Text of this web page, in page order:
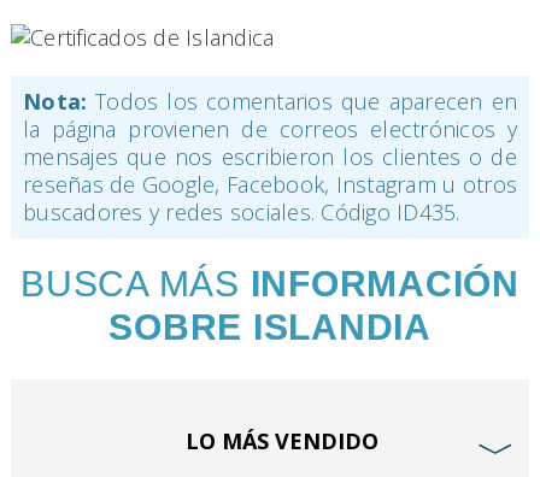
Nota: Todos los comentarios que aparecen en
la página provienen de correos electrónicos y
mensajes que nos escribieron los clientes o de
reseñas de Google, Facebook, Instagram u otros
buscadores y redes sociales. Código ID435.
BUSCA MÁS INFORMACIÓN
SOBRE ISLANDIA
LO MÁS VENDIDO ﹀